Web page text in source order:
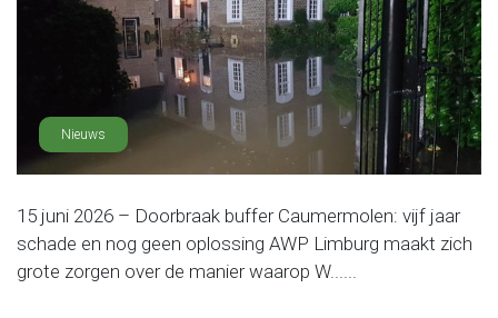
Nieuws
15 juni 2026 – Doorbraak buffer Caumermolen: vijf jaar
schade en nog geen oplossing AWP Limburg maakt zich
grote zorgen over de manier waarop W......